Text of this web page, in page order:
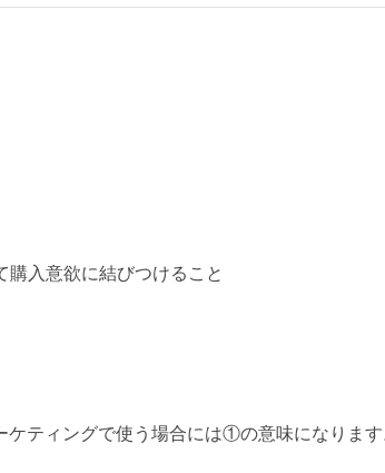
入意欲に結びつけること
ティングで使う場合には①の意味になります